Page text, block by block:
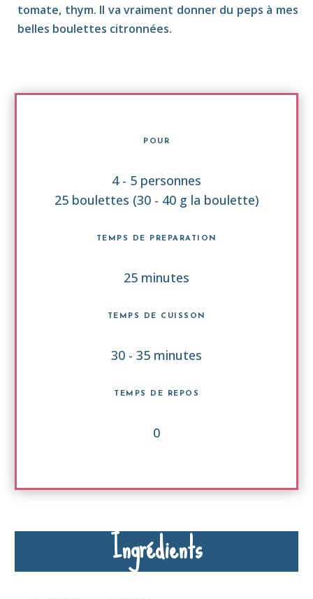
tomate, thym. Il va vraiment donner du peps à mes
belles boulettes citronnées.
POUR
4 - 5 personnes
25 boulettes (30 - 40 g la boulette)
TEMPS DE PREPARATION
25 minutes
TEMPS DE CUISSON
30 - 35 minutes
TEMPS DE REPOS
0
Ingrédients